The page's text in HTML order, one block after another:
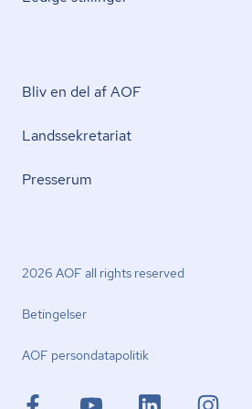
Bliv en del af AOF
Lands­se­kre­ta­ri­at
Presserum
2026 AOF all rights reserved
Betingelser
AOF per­son­da­ta­po­li­tik